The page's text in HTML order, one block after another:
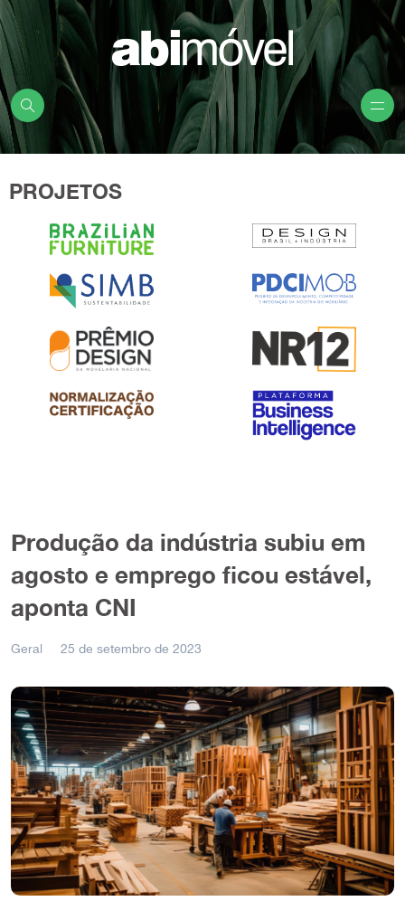
PROJETOS
Produção da indústria subiu em
agosto e emprego ficou estável,
aponta CNI
Geral 25 de setembro de 2023